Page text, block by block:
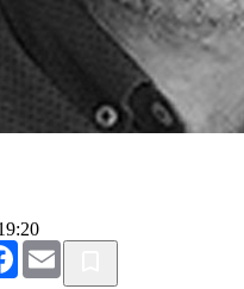
Facebook
Email